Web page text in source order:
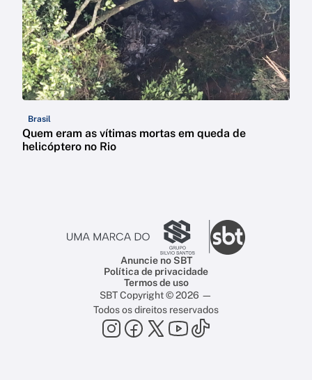
Brasil
Quem eram as vítimas mortas em queda de
helicóptero no Rio
Anuncie no SBT
Política de privacidade
Termos de uso
SBT Copyright © 2026 —
Todos os direitos reservados